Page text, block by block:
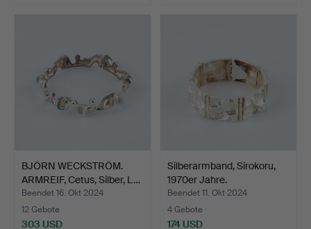
BJÖRN WECKSTRÖM.
ARMREIF, Cetus, Silber, L…
Beendet 16. Okt 2024
12 Gebote
303 USD
Silberarmband, Sirokoru,
1970er Jahre.
Beendet 11. Okt 2024
4 Gebote
174 USD